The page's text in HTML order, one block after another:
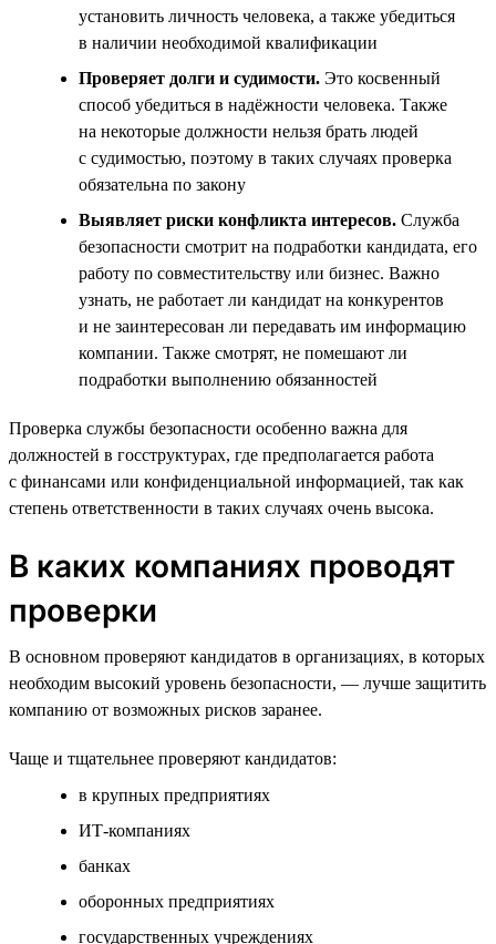
установить личность человека, а также убедиться
в наличии необходимой квалификации
Проверяет долги и судимости. Это косвенный
способ убедиться в надёжности человека. Также
на некоторые должности нельзя брать людей
с судимостью, поэтому в таких случаях проверка
обязательна по закону
Выявляет риски конфликта интересов. Служба
безопасности смотрит на подработки кандидата, его
работу по совместительству или бизнес. Важно
узнать, не работает ли кандидат на конкурентов
и не заинтересован ли передавать им информацию
компании. Также смотрят, не помешают ли
подработки выполнению обязанностей
Проверка службы безопасности особенно важна для
должностей в госструктурах, где предполагается работа
с финансами или конфиденциальной информацией, так как
степень ответственности в таких случаях очень высока.
В каких компаниях проводят
проверки
В основном проверяют кандидатов в организациях, в которых
необходим высокий уровень безопасности, — лучше защитить
компанию от возможных рисков заранее.
Чаще и тщательнее проверяют кандидатов:
в крупных предприятиях
ИТ-компаниях
банках
оборонных предприятиях
государственных учреждениях